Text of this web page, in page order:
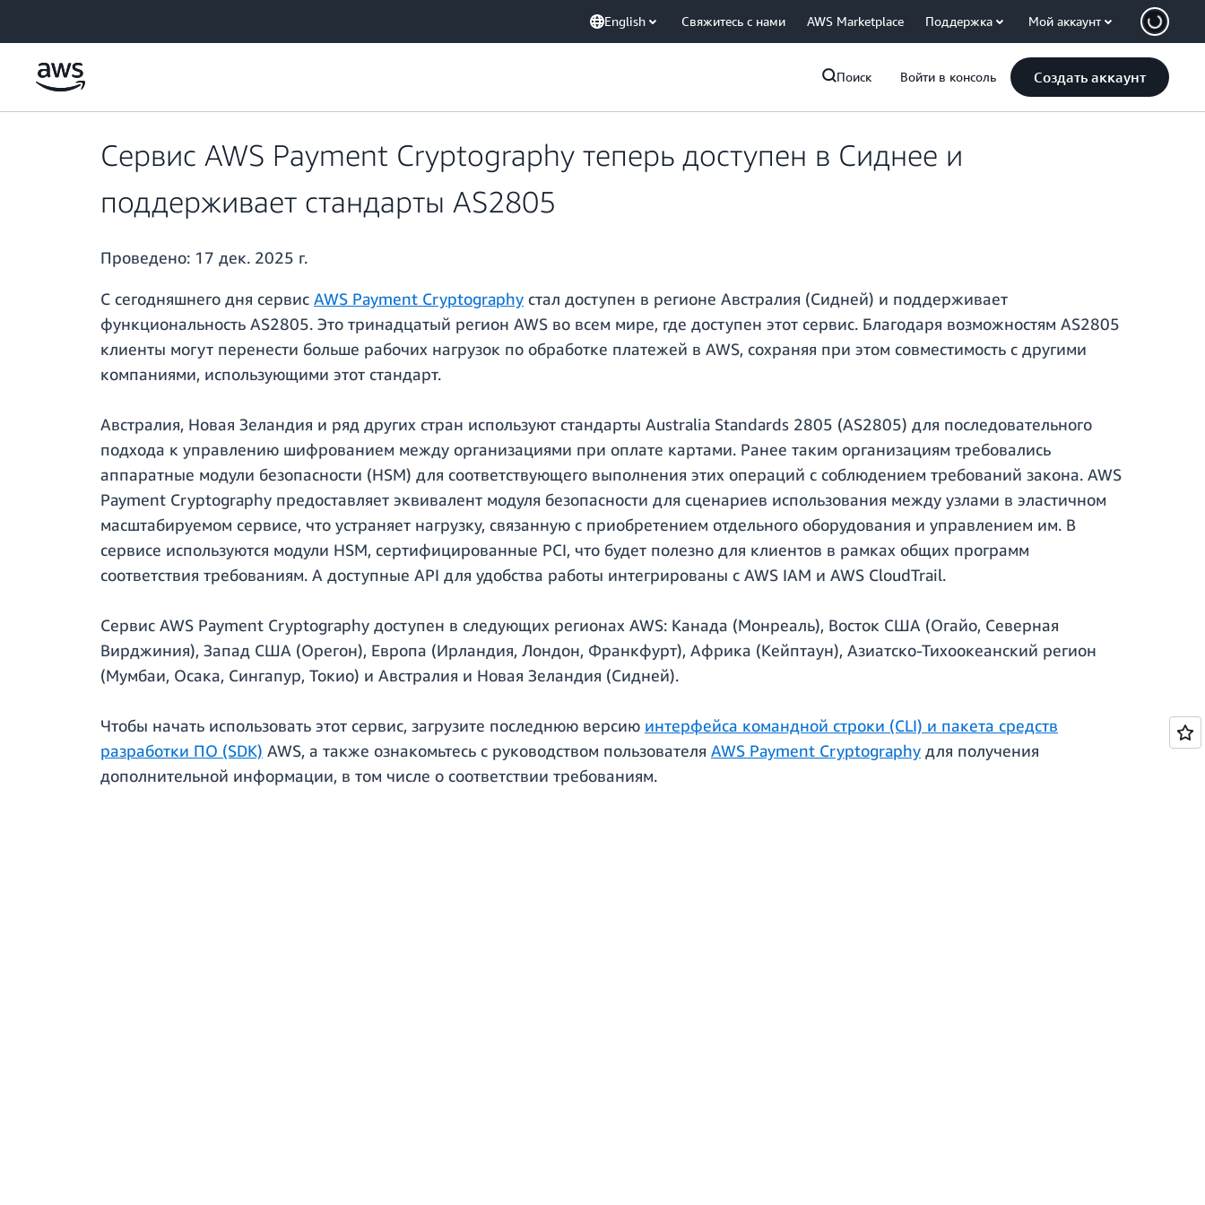
English Свяжитесь с нами AWS Marketplace Поддержка Мой аккаунт
Поиск Войти в консоль Создать аккаунт
Сервис AWS Payment Cryptography теперь доступен в Сиднее и
поддерживает стандарты AS2805
Проведено: 17 дек. 2025 г.
С сегодняшнего дня сервис AWS Payment Cryptography стал доступен в регионе Австралия (Сидней) и поддерживает
функциональность AS2805. Это тринадцатый регион AWS во всем мире, где доступен этот сервис. Благодаря возможностям AS2805
клиенты могут перенести больше рабочих нагрузок по обработке платежей в AWS, сохраняя при этом совместимость с другими
компаниями, использующими этот стандарт.
Австралия, Новая Зеландия и ряд других стран используют стандарты Australia Standards 2805 (AS2805) для последовательного
подхода к управлению шифрованием между организациями при оплате картами. Ранее таким организациям требовались
аппаратные модули безопасности (HSM) для соответствующего выполнения этих операций с соблюдением требований закона. AWS
Payment Cryptography предоставляет эквивалент модуля безопасности для сценариев использования между узлами в эластичном
масштабируемом сервисе, что устраняет нагрузку, связанную с приобретением отдельного оборудования и управлением им. В
сервисе используются модули HSM, сертифицированные PCI, что будет полезно для клиентов в рамках общих программ
соответствия требованиям. А доступные API для удобства работы интегрированы с AWS IAM и AWS CloudTrail.
Сервис AWS Payment Cryptography доступен в следующих регионах AWS: Канада (Монреаль), Восток США (Огайо, Северная
Вирджиния), Запад США (Орегон), Европа (Ирландия, Лондон, Франкфурт), Африка (Кейптаун), Азиатско-Тихоокеанский регион
(Мумбаи, Осака, Сингапур, Токио) и Австралия и Новая Зеландия (Сидней).
Чтобы начать использовать этот сервис, загрузите последнюю версию интерфейса командной строки (CLI) и пакета средств
разработки ПО (SDK) AWS, а также ознакомьтесь с руководством пользователя AWS Payment Cryptography для получения
дополнительной информации, в том числе о соответствии требованиям.